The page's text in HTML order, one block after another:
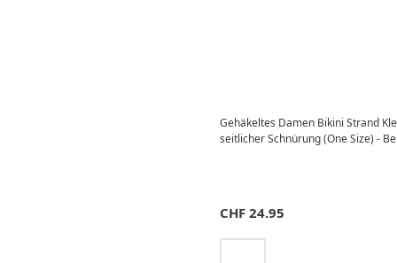
Gehäkeltes Damen Bikini Strand
seitlicher Schnürung (One Size) -
CHF 24.95